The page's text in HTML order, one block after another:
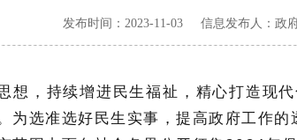
发布时间：2023-11-03 信息发布人：政
想，持续增进民生福祉，精心打造现
为选准选好民生实事，提高政府工作